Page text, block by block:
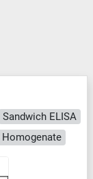
Sandwich ELISA